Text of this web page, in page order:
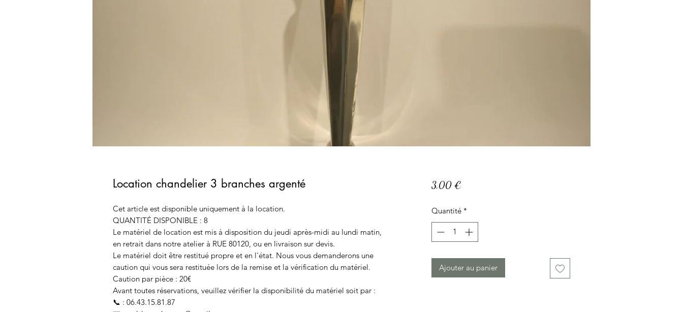
Location chandelier 3 branches argenté
Cet article est disponible uniquement à la location.
QUANTITÉ DISPONIBLE : 8
Le matériel de location est mis à disposition du jeudi après-midi au lundi matin,
en retrait dans notre atelier à RUE 80120, ou en livraison sur devis.
Le matériel doit être restitué propre et en l'état. Nous vous demanderons une
caution qui vous sera restituée lors de la remise et la vérification du matériel.
Caution par pièce : 20€
Avant toutes réservations, veuillez vérifier la disponibilité du matériel soit par :
📞 : 06.43.15.81.87
3,00 €Prix
Quantité *
Ajouter au panier